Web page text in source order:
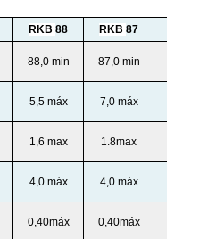
RKB 88 RKB 87
88,0 min 87,0 min
5,5 máx 7,0 máx
1,6 max 1.8max
4,0 máx 4,0 máx
0,40máx 0,40máx